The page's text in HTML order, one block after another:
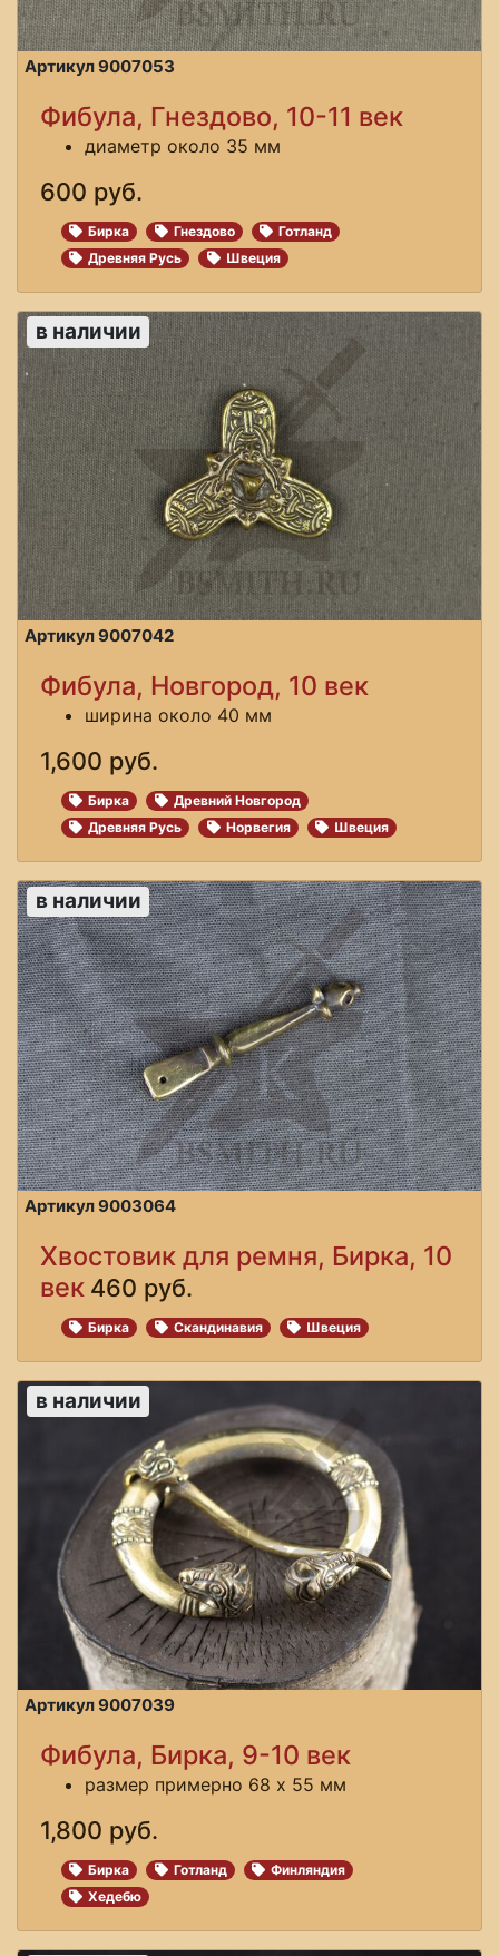
Артикул 9007053
Фибула, Гнездово, 10-11 век
диаметр около 35 мм
600 руб.
Бирка Гнездово
Готланд
Древняя Русь
Швеция
Артикул 9007042
в наличии
Фибула, Новгород, 10 век
ширина около 40 мм
1,600 руб.
Бирка
Древний Новгород
Древняя Русь
Норвегия Швеция
Артикул 9003064
в наличии
Хвостовик для ремня, Бирка, 10
век 460 руб.
Бирка Скандинавия Швеция
Артикул 9007039
в наличии
Фибула, Бирка, 9-10 век
размер примерно 68 х 55 мм
1,800 руб.
Бирка Готланд
Финляндия
Хедебю